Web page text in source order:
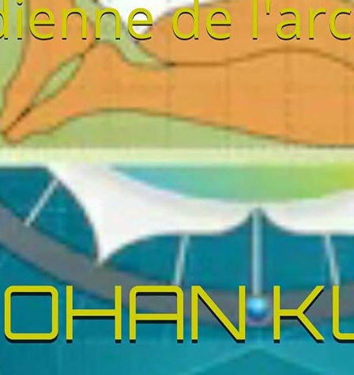
homme humour | Espace livre d’or pour lancer
longue carrière